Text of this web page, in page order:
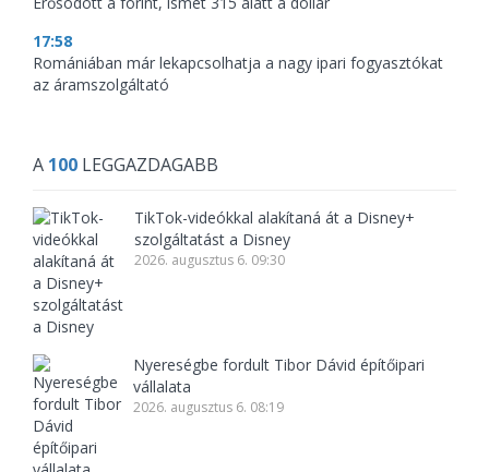
17:58
Romániában már lekapcsolhatja a nagy ipari fogyasztókat
az áramszolgáltató
A 100 LEGGAZDAGABB
TikTok-videókkal alakítaná át a Disney+
szolgáltatást a Disney
2026. augusztus 6. 09:30
Nyereségbe fordult Tibor Dávid építőipari
vállalata
2026. augusztus 6. 08:19